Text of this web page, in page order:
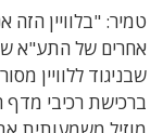
טמיר: "בלוויין הזה
אחרים של התע"א
שבניגוד ללוויין
ברכישת רכיבי מדף